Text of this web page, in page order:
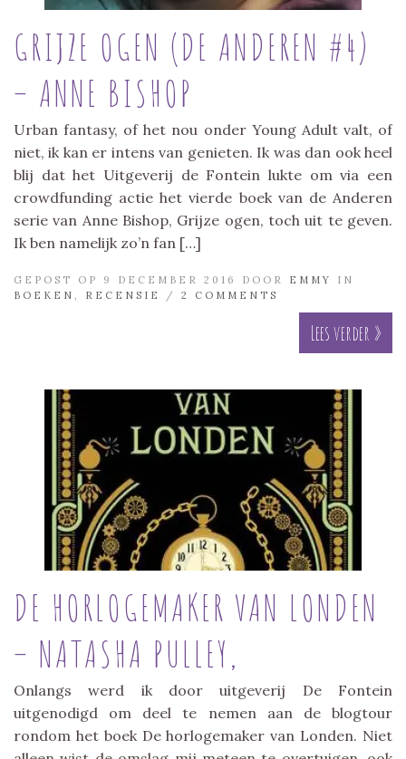
GRIJZE OGEN (DE ANDEREN #4)
– ANNE BISHOP
Urban fantasy, of het nou onder Young Adult valt, of
niet, ik kan er intens van genieten. Ik was dan ook heel
blij dat het Uitgeverij de Fontein lukte om via een
crowdfunding actie het vierde boek van de Anderen
serie van Anne Bishop, Grijze ogen, toch uit te geven.
Ik ben namelijk zo’n fan […]
GEPOST OP 9 DECEMBER 2016 DOOR EMMY
IN
BOEKEN
RECENSIE / 2 COMMENTS
Lees verder »
DE HORLOGEMAKER VAN LONDEN
– NATASHA PULLEY,
Onlangs werd ik door uitgeverij De Fontein
uitgenodigd om deel te nemen aan de blogtour
rondom het boek De horlogemaker van Londen. Niet